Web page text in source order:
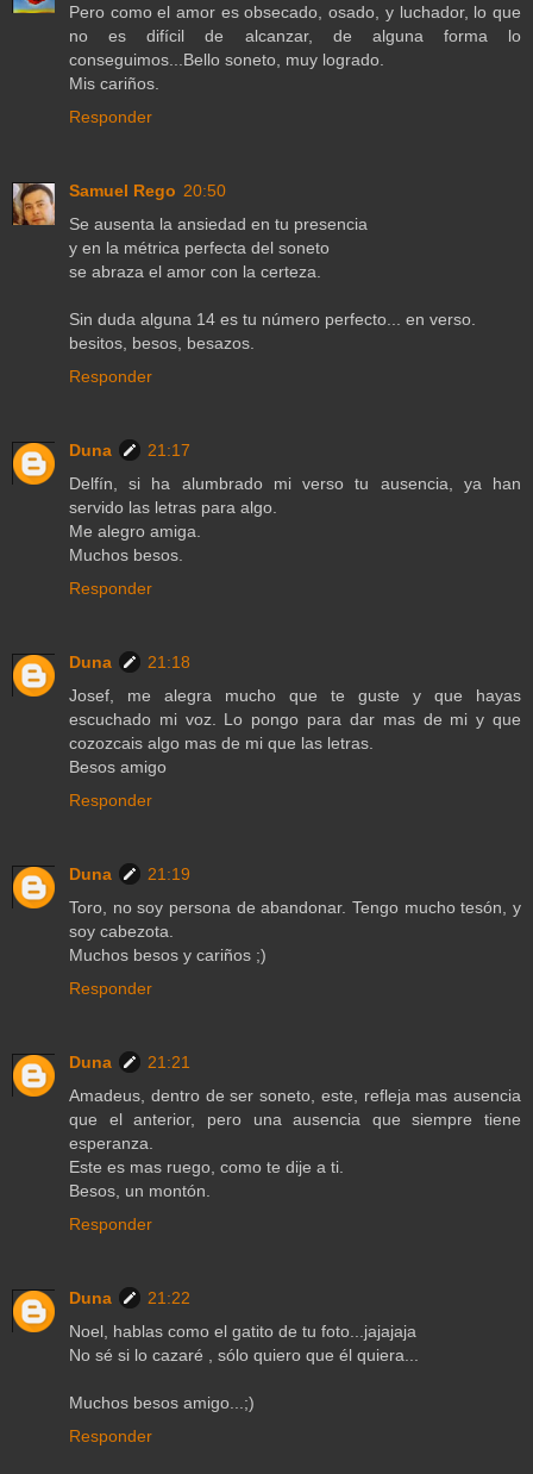
Pero como el amor es obsecado, osado, y luchador, lo que
no es difícil de alcanzar, de alguna forma lo
conseguimos...Bello soneto, muy logrado.
Mis cariños.
Responder
Samuel Rego 20:50
Se ausenta la ansiedad en tu presencia
y en la métrica perfecta del soneto
se abraza el amor con la certeza.
Sin duda alguna 14 es tu número perfecto... en verso.
besitos, besos, besazos.
Responder
Duna
21:17
Delfín, si ha alumbrado mi verso tu ausencia, ya han
servido las letras para algo.
Me alegro amiga.
Muchos besos.
Responder
Duna
21:18
Josef, me alegra mucho que te guste y que hayas
escuchado mi voz. Lo pongo para dar mas de mi y que
cozozcais algo mas de mi que las letras.
Besos amigo
Responder
Duna
21:19
Toro, no soy persona de abandonar. Tengo mucho tesón, y
soy cabezota.
Muchos besos y cariños ;)
Responder
Duna
21:21
Amadeus, dentro de ser soneto, este, refleja mas ausencia
que el anterior, pero una ausencia que siempre tiene
esperanza.
Este es mas ruego, como te dije a ti.
Besos, un montón.
Responder
Duna
21:22
Noel, hablas como el gatito de tu foto...jajajaja
No sé si lo cazaré , sólo quiero que él quiera...
Muchos besos amigo...;)
Responder